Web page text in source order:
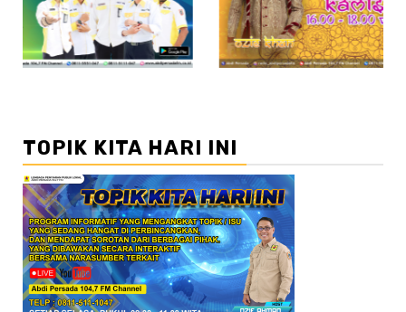
TOPIK KITA HARI INI